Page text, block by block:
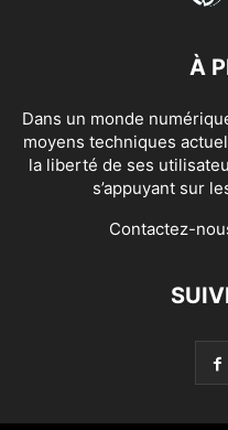
À
Dans un monde
moyens techniques
la liberté de ses
s’appuyant sur
Contactez-